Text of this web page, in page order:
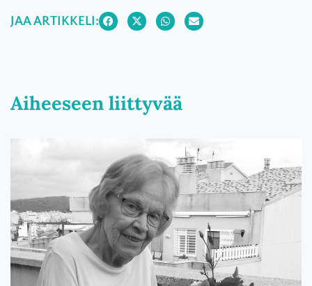
JAA ARTIKKELI:
Aiheeseen liittyvää